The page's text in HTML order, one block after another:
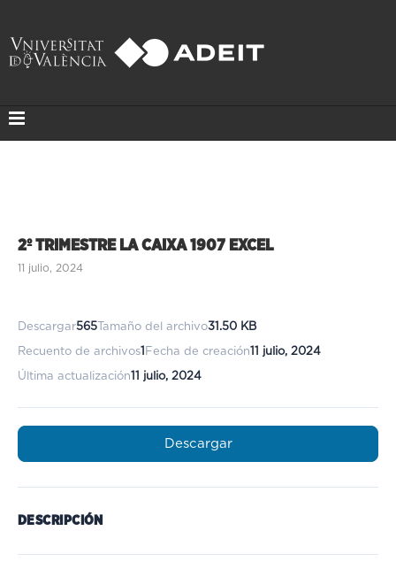
2º TRIMESTRE LA CAIXA 1907 EXCEL
11 julio, 2024
Descargar565 Tamaño del archivo31.50 KB
Recuento de archivos1 Fecha de creación11 julio, 2024
Última actualización11 julio, 2024
Descargar
DESCRIPCIÓN